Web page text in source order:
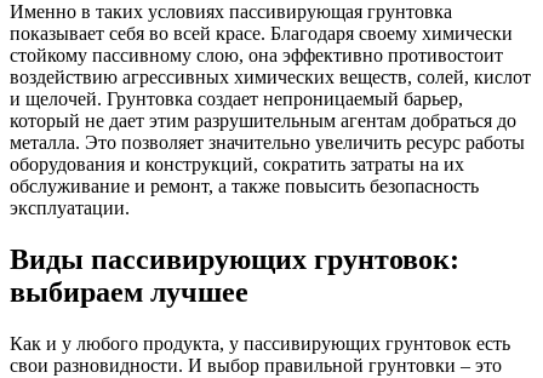
Именно в таких условиях пассивирующая грунтовка
показывает себя во всей красе. Благодаря своему химически
стойкому пассивному слою, она эффективно противостоит
воздействию агрессивных химических веществ, солей, кислот
и щелочей. Грунтовка создает непроницаемый барьер,
который не дает этим разрушительным агентам добраться до
металла. Это позволяет значительно увеличить ресурс работы
оборудования и конструкций, сократить затраты на их
обслуживание и ремонт, а также повысить безопасность
эксплуатации.
Виды пассивирующих грунтовок:
выбираем лучшее
Как и у любого продукта, у пассивирующих грунтовок есть
свои разновидности. И выбор правильной грунтовки – это